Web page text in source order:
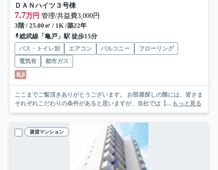
ＤＡＮハイツ３号棟
7.7万円 管理/共益費3,000円
3階 / 25.00㎡ / 1K /築22年
総武線「亀戸」駅 徒歩15分
バス・トイレ別 エアコン バルコニー
フローリング
電気有
都市ガス
礼0
ここまでご覧頂きありがとうございます。 お部屋探しの際には、皆さま
それぞれこだわりの条件があると思いますが、当社では【... もっと見る
賃貸マンション